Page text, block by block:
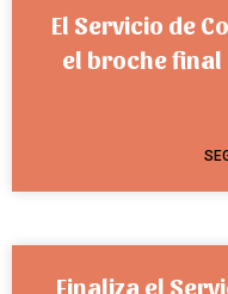
El Servicio de
el broche
Finaliza el